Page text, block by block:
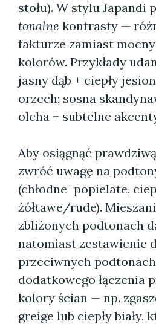
stołu). W stylu Japandi
tonalne kontrasty —
fakturze zamiast
kolorów. Przykłady
jasny dąb + ciepły
orzech; sosna
olcha + subtelne
Aby osiągnąć
zwróć uwagę na
(chłodne" popielate,
żółtawe/rude).
zbliżonych podtonach
natomiast zestawienie
przeciwnych
dodatkowego łączenia
kolory ścian — np.
greige lub ciepły biały,